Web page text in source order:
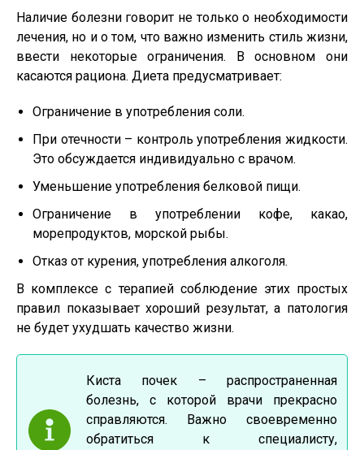
Наличие болезни говорит не только о необходимости
лечения, но и о том, что важно изменить стиль жизни,
ввести некоторые ограничения. В основном они
касаются рациона. Диета предусматривает:
Ограничение в употребления соли.
При отечности – контроль употребления жидкости.
Это обсуждается индивидуально с врачом.
Уменьшение употребления белковой пищи.
Ограничение в употреблении кофе, какао,
морепродуктов, морской рыбы.
Отказ от курения, употребления алкоголя.
В комплексе с терапией соблюдение этих простых
правил показывает хороший результат, а патология
не будет ухудшать качество жизни.
Киста почек – распространенная
болезнь, с которой врачи прекрасно
справляются. Важно своевременно
обратиться к специалисту,